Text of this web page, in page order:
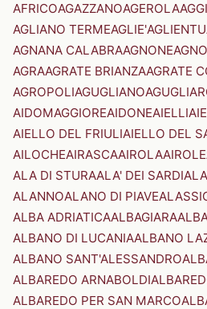
AFRICOAGAZZANOAGEROLA
AGLIANO TERMEAGLIE'AGLIENTU
AGNANA CALABRAAGNONE
AGRAAGRATE BRIANZAAGRATE
AGROPOLIAGUGLIANO
AIDOMAGGIOREAIDONEAIELLI
AIELLO DEL FRIULIAIELLO DEL
AILOCHEAIRASCAAIROLAAIROLE
ALA DI STURAALA' DEI SARDI
ALANNOALANO DI PIAVE
ALBA ADRIATICAALBAGIARA
ALBANO DI LUCANIAALBANO
ALBANO SANT'ALESSANDRO
ALBAREDO ARNABOLDI
ALBAREDO PER SAN MARCO